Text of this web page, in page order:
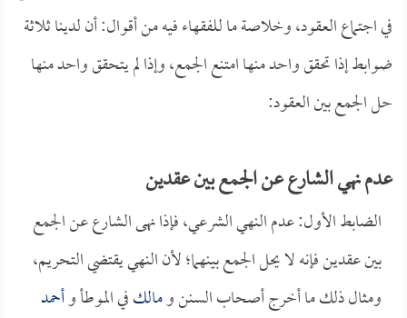
في اجتماع العقود، وخلاصة ما للفقهاء فيه من أقوال: أن لدينا ثلاثة
ضوابط إذا تحقق واحد منها امتنع الجمع، وإذا لم يتحقق واحد منها
حل الجمع بين العقود:
عدم نهي الشارع عن الجمع بين عقدين
الضابط الأول: عدم النهي الشرعي، فإذا نهى الشارع عن الجمع
بين عقدين فإنه لا يحل الجمع بينهما؛ لأن النهي يقتضي التحريم،
ومثال ذلك ما أخرج أصحاب السنن ومالكفي الموطأ وأحمد